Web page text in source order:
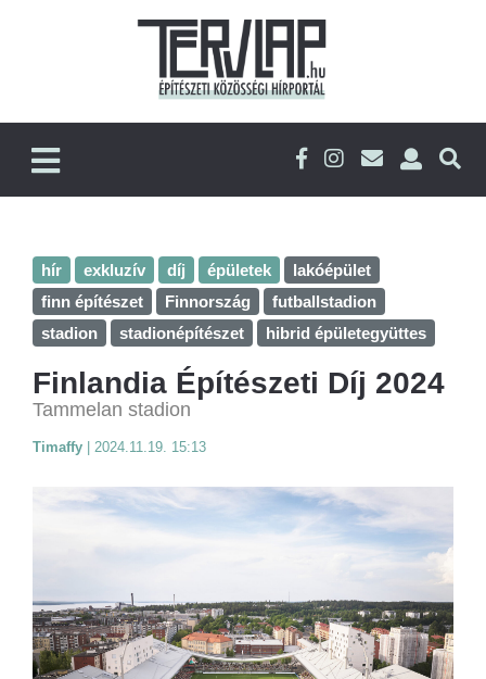
hír exkluzív díj épületek
lakóépület
finn építészet
Finnország
futballstadion
stadion
stadionépítészet hibrid épületegyüttes
Finlandia Építészeti Díj 2024
Tammelan stadion
Timaffy 2024.11.19. 15:13